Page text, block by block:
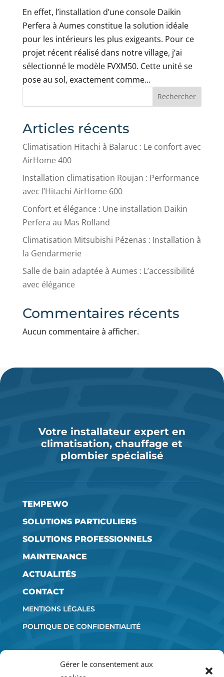
Gérer le consentement aux
En effet, l’installation d’une console Daikin
Perfera à Aumes constitue la solution idéale
pour les intérieurs les plus exigeants. Pour ce
projet récent réalisé dans notre village, j’ai
sélectionné le modèle FVXM50. Cette unité se
pose au sol, exactement comme...
Rechercher
Articles récents
Climatisation Hitachi à Balaruc : Le confort avec
AirHome 400
Installation climatisation Roujan : Performance
avec l’Hitachi AirHome 600
Confort et élégance : Une installation Daikin
Perfera au Mas Rolland
Climatisation Mitsubishi Pézenas : Installation à
la Gendarmerie
Salle de bain adaptée à Aumes : L’accessibilité
avec élégance
Commentaires récents
Aucun commentaire à afficher.
Votre installateur expert en
climatisation, chauffage et
plombier spécialisé
TEMPEWO
SOLUTIONS PARTICULIERS
SOLUTIONS PROFESSIONNELS
MAINTENANCE
ACTUALITÉS
CONTACT
MENTIONS LÉGALES
POLITIQUE DE CONFIDENTIALITÉ
SUR LES RÉSEAUX SOCIAUX :